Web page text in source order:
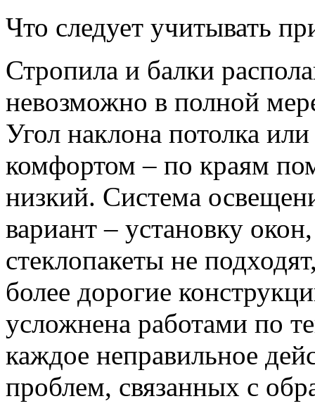
Что следует учитывать
Стропила и балки
невозможно в полной
Угол наклона потолка
комфортом – по краям
низкий. Система
вариант – установку
стеклопакеты не
более дорогие
усложнена работами по
каждое неправильное
проблем, связанных с